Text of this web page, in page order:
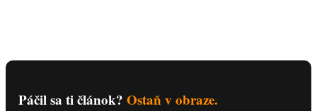
Páčil sa ti článok? Ostaň v obraze.